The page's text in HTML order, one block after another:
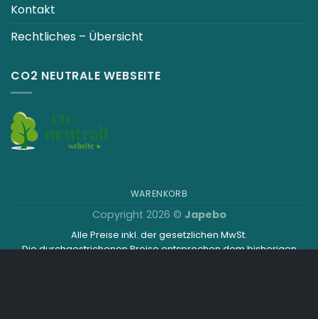
Kontakt
Rechtliches – Übersicht
CO2 NEUTRALE WEBSEITE
WARENKORB
Copyright 2026 © Japebo
Alle Preise inkl. der gesetzlichen MwSt.
Die durchgestrichenen Preise entsprechen dem bisherigen